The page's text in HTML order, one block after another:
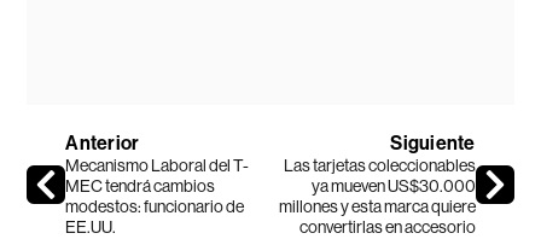
Anterior
Mecanismo Laboral del T-
MEC tendrá cambios
modestos: funcionario de
EE.UU.
Siguiente
Las tarjetas coleccionables
ya mueven US$30.000
millones y esta marca quiere
convertirlas en accesorio